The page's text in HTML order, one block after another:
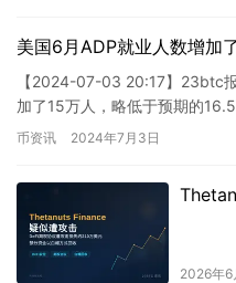
美国6月ADP就业人数增加
【2024-07-03 20:17】23btc
加了15万人，略低于预期的
则新闻对加密货币行业的影响可
币资讯 2024年7月3日
2026年6